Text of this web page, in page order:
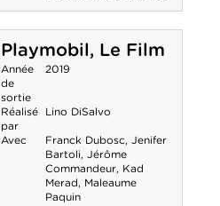
Playmobil, Le Film
Année
de
sortie
2019
Réalisé
par
Lino DiSalvo
Avec Franck Dubosc, Jenifer
Bartoli, Jérôme
Commandeur, Kad
Merad, Maleaume
Paquin